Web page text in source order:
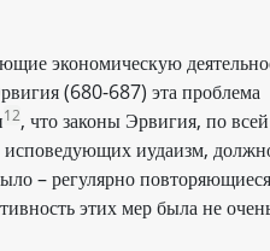
экономическую
(680-687) эта проблема
12, что законы Эрвигия, по всей
исповедующих иудаизм,
– регулярно повторяющиеся
этих мер была не